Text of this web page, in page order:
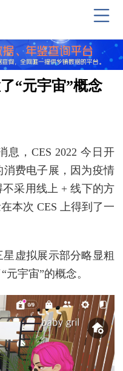
“元宇宙”概念
息，CES 2022 今日开
费电子展，因为疫情
采用线上 + 线下的方
本次 CES 上得到了一
虚拟展示部分略显粗
宇宙”的概念。